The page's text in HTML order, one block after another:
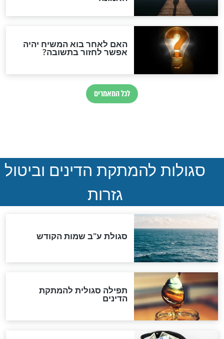
ההסכם החשאי של טראמפ
סימני שאלה
"מודה לקב"ה על כל השנים"
לכל המאמרים
אחרית הימים